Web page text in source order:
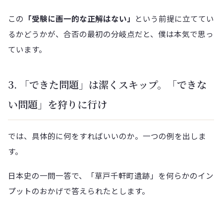
この 「受験に画一的な正解はない」 という前提に立ててい
るかどうかが、合否の最初の分岐点だと、僕は本気で思っ
ています。
3. 「できた問題」は潔くスキップ。「できな
い問題」を狩りに行け
では、具体的に何をすればいいのか。一つの例を出しま
す。
日本史の一問一答で、「草戸千軒町遺跡」を何らかのイン
プットのおかげで答えられたとします。